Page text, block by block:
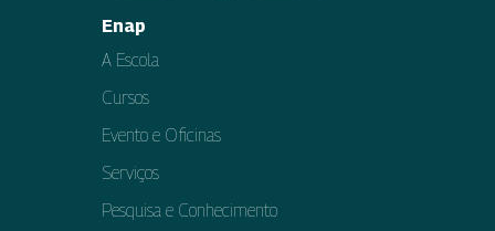
Enap
A Escola
Cursos
Evento e Oficinas
Serviços
Pesquisa e Conhecimento